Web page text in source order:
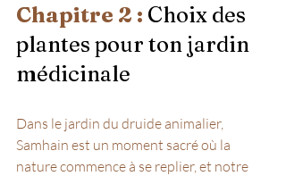
Chapitre 2 : Choix des
plantes pour ton jardin
médicinale
Dans le jardin du druide animalier,
Samhain est un moment sacré où la
nature commence à se replier, et notre